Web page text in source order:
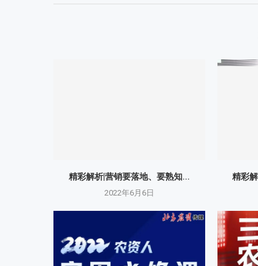
精彩解析|营销要落地、要熟知...
2022年6月6日
精彩